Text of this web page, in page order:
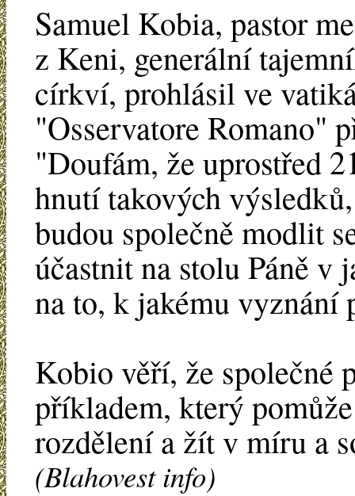
Samuel Kobia, pastor
z Keni, generální
církví, prohlásil ve
"Osservatore Romano"
"Doufám, že uprostřed
hnutí takových
budou společně modlit
účastnit na stolu Páně v
na to, k jakému vyznání
Kobio věří, že společné
příkladem, který
rozdělení a žít v míru a
(Blahovest info)